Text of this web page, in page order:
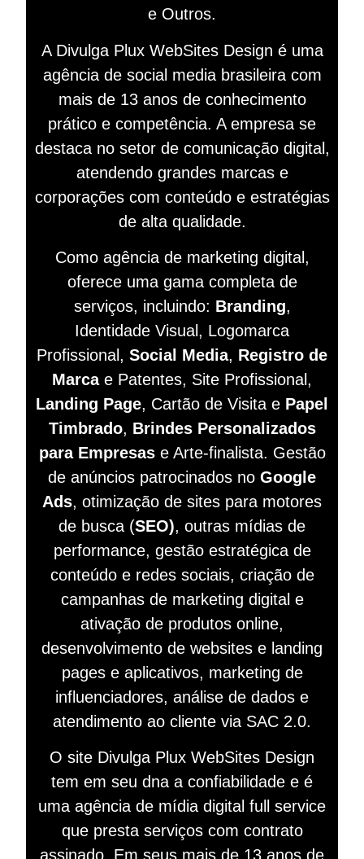
e Outros.
A Divulga Plux WebSites Design é uma
agência de social media brasileira com
mais de 13 anos de conhecimento
prático e competência. A empresa se
destaca no setor de comunicação digital,
atendendo grandes marcas e
corporações com conteúdo e estratégias
de alta qualidade.
Como agência de marketing digital,
oferece uma gama completa de
serviços, incluindo: Branding,
Identidade Visual, Logomarca
Profissional, Social Media, Registro de
Marca e Patentes, Site Profissional,
Landing Page, Cartão de Visita e Papel
Timbrado, Brindes Personalizados
para Empresas e Arte-finalista. Gestão
de anúncios patrocinados no Google
Ads, otimização de sites para motores
de busca (SEO), outras mídias de
performance, gestão estratégica de
conteúdo e redes sociais, criação de
campanhas de marketing digital e
ativação de produtos online,
desenvolvimento de websites e landing
pages e aplicativos, marketing de
influenciadores, análise de dados e
atendimento ao cliente via SAC 2.0.
O site Divulga Plux WebSites Design
tem em seu dna a confiabilidade e é
uma agência de mídia digital full service
que presta serviços com contrato
assinado. Em seus mais de 13 anos de